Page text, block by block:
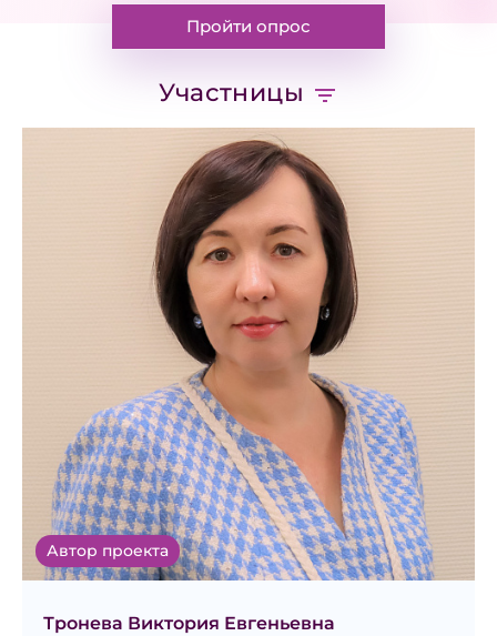
Пройти опрос
Участницы
Автор проекта
Тронева Виктория Евгеньевна